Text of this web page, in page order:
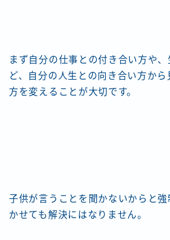
まず自分の仕事との付き合い方や
ど、自分の人生との向き合い方か
方を変えることが大切です。
子供が言うことを聞かないからと
かせても解決にはなりません。